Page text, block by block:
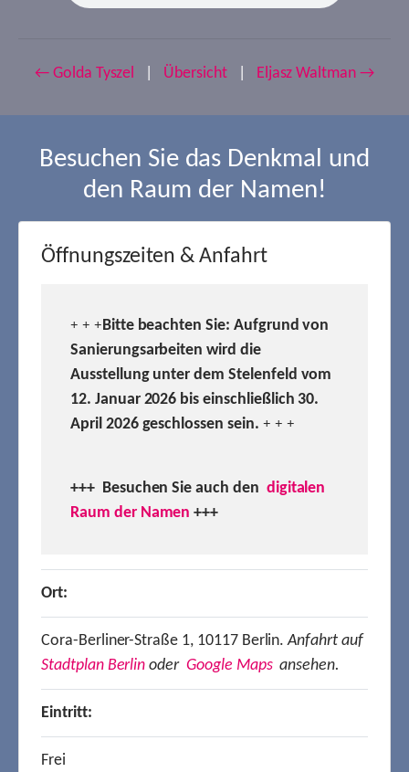
← Golda Tyszel Übersicht Eljasz Waltman →
Besuchen Sie das Denkmal und
den Raum der Namen!
Öffnungszeiten & Anfahrt
+ + +Bitte beachten Sie: Aufgrund von
Sanierungsarbeiten wird die
Ausstellung unter dem Stelenfeld vom
12. Januar 2026 bis einschließlich 30.
April 2026 geschlossen sein. + + +
+++ Besuchen Sie auch den digitalen
Raum der Namen +++
Ort:
Cora-Berliner-Straße 1, 10117 Berlin.Anfahrt auf
Stadtplan Berlin oder Google Mapsansehen.
Eintritt:
Frei